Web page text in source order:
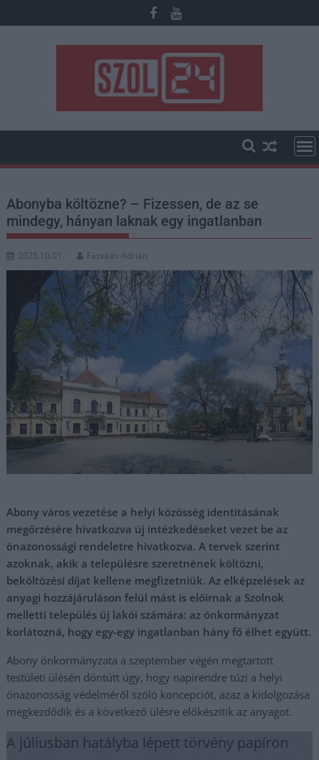
to
Abonyba költözne? – Fizessen, de az se
mindegy, hányan laknak egy ingatlanban
2025.10.01. Fazekas Adrián
Abony város vezetése a helyi közösség identitásának
megőrzésére hivatkozva új intézkedéseket vezet be az
önazonossági rendeletre hivatkozva. A tervek szerint
azoknak, akik a településre szeretnének költözni,
beköltözési díjat kellene megfizetniük. Az elképzelések az
anyagi hozzájáruláson felül mást is előírnak a Szolnok
melletti település új lakói számára: az önkormányzat
korlátozná, hogy egy-egy ingatlanban hány fő élhet együtt.
Abony önkormányzata a szeptember végén megtartott
testületi ülésén döntútt úgy, hogy napirendre tűzi a helyi
önazonosság védelméről szóló koncepciót, azaz a kidolgozása
megkezdődik és a következő ülésre előkészítik az anyagot.
A júliusban hatályba lépett törvény papíron